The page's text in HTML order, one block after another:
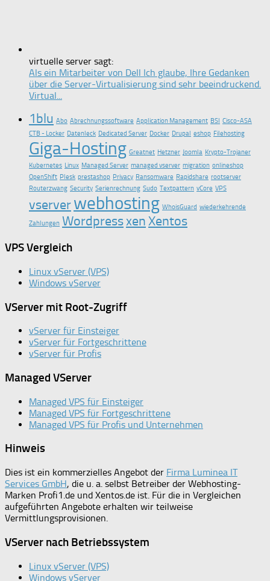
virtuelle server sagt:
Als ein Mitarbeiter von Dell Ich glaube, Ihre Gedanken
über die Server-Virtualisierung sind sehr beeindruckend.
Virtual...
1blu Abo Abrechnungssoftware Application Management BSI Cisco-ASA
CTB - Locker Datenleck Dedicated Server Docker Drupal eshop Filehosting
Giga-Hosting Greatnet Hetzner Joomla Krypto-Trojaner
Kubernetes Linux Managed Server managed vserver migration onlineshop
OpenShift Plesk prestashop Privacy Ransomware Rapidshare rootserver
Routerzwang Security Serienrechnung Sudo Textpattern vCore VPS
vserverwebhosting WhoisGuard wiederkehrende
Zahlungen WordpressxenXentos
VPS Vergleich
Linux vServer (VPS)
Windows vServer
VServer mit Root-Zugriff
vServer für Einsteiger
vServer für Fortgeschrittene
vServer für Profis
Managed VServer
Managed VPS für Einsteiger
Managed VPS für Fortgeschrittene
Managed VPS für Profis und Unternehmen
Hinweis
Dies ist ein kommerzielles Angebot der Firma Luminea IT
Services GmbH, die u. a. selbst Betreiber der Webhosting-
Marken Profi1.de und Xentos.de ist. Für die in Vergleichen
aufgeführten Angebote erhalten wir teilweise
Vermittlungsprovisionen.
VServer nach Betriebssystem
Linux vServer (VPS)
Windows vServer